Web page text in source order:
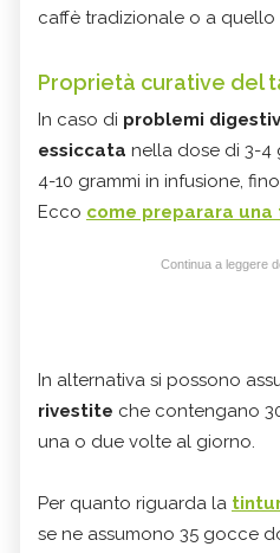
caffè tradizionale o a
Proprietà curative del
In caso di problemi
essiccata nella dose di 3-4
4-10 grammi in infusione,
Ecco come preparara
Continua a leggere
In alternativa si possono
rivestite che contengano
una o due volte al giorno.
Per quanto riguarda la
se ne assumono 35 gocce